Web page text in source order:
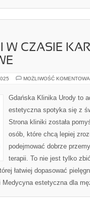
W CZASIE
MOŻLIWOŚĆ
Gdańska Klinika Urody to
estetyczna spotyka się z
Strona kliniki została
osób, które chcą lepiej
podejmować dobrze
terapii. To nie jest tylko
łatwiej dopasować
Medycyna estetyczna dla